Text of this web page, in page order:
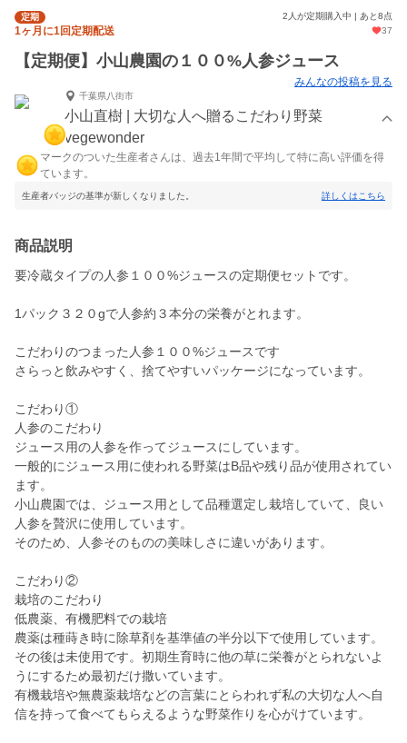
定期 2人が定期購入中 | あと8点
1ヶ月に1回定期配送 37
【定期便】小山農園の１００%人参ジュース
みんなの投稿を見る
千葉県八街市
小山直樹 | 大切な人へ贈るこだわり野菜
vegewonder
マークのついた生産者さんは、過去1年間で平均して特に高い評価を得
ています。
生産者バッジの基準が新しくなりました。 詳しくはこちら
商品説明
要冷蔵タイプの人参１００%ジュースの定期便セットです。
1パック３２０gで人参約３本分の栄養がとれます。
こだわりのつまった人参１００%ジュースです
さらっと飲みやすく、捨てやすいパッケージになっています。
こだわり①
人参のこだわり
ジュース用の人参を作ってジュースにしています。
一般的にジュース用に使われる野菜はB品や残り品が使用されてい
ます。
小山農園では、ジュース用として品種選定し栽培していて、良い
人参を贅沢に使用しています。
そのため、人参そのものの美味しさに違いがあります。
こだわり②
栽培のこだわり
低農薬、有機肥料での栽培
農薬は種蒔き時に除草剤を基準値の半分以下で使用しています。
その後は未使用です。初期生育時に他の草に栄養がとられないよ
うにするため最初だけ撒いています。
有機栽培や無農薬栽培などの言葉にとらわれず私の大切な人へ自
信を持って食べてもらえるような野菜作りを心がけています。